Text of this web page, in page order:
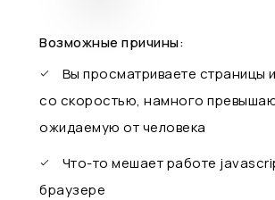
Возможные причины:
Вы просматриваете страницы
со скоростью, намного
ожидаемую от человека
Что-то мешает работе
браузере